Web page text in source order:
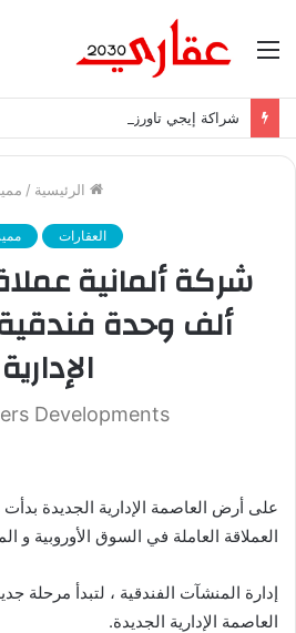
القائمة
شراكة إيجي تاورز مع استاكوزا.. خطوة
الرئيسية /
العقارات
شركة ألمانية
ألف وحدة
الإدارية
Developments
على أرض العاصمة الإدارية الجديدة
العملاقة العاملة في السوق الأوروبية
إدارة المنشآت الفندقية ، لتبدأ مرحلة
العاصمة الإدارية الجديدة.